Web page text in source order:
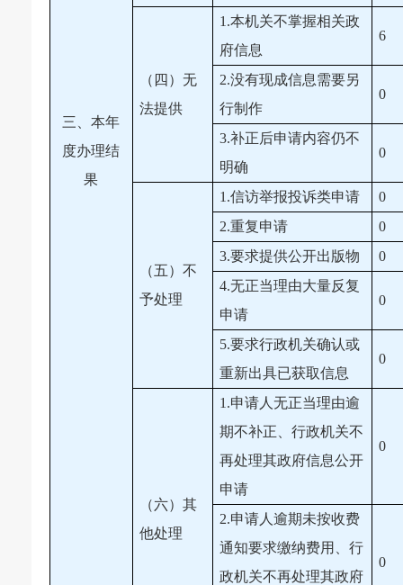
三、本年
度办理结
果
（四）无
法提供
1.本机关不掌握相关政
府信息
6
2.没有现成信息需要另
行制作
0
3.补正后申请内容仍不
明确
0
（五）不
予处理
1.信访举报投诉类申请
0
2.重复申请
0
3.要求提供公开出版物
0
4.无正当理由大量反复
申请
0
5.要求行政机关确认或
重新出具已获取信息
0
（六）其
他处理
1.申请人无正当理由逾
期不补正、行政机关不
再处理其政府信息公开
申请
0
2.申请人逾期未按收费
通知要求缴纳费用、行
政机关不再处理其政府
0